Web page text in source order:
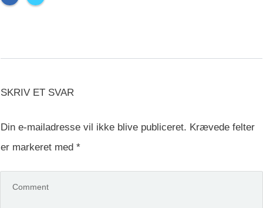
SKRIV ET SVAR
Din e-mailadresse vil ikke blive publiceret. Krævede felter
er markeret med *